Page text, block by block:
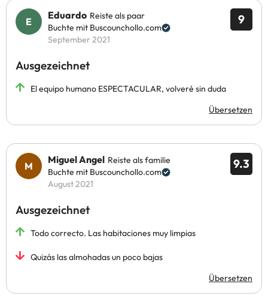
9
Eduardo Reiste als paar
Buchte mit Buscounchollo.com
September 2021
Ausgezeichnet
El equipo humano ESPECTACULAR, volveré sin duda
Übersetzen
9.3
Miguel Angel Reiste als familie
Buchte mit Buscounchollo.com
August 2021
Ausgezeichnet
Todo correcto. Las habitaciones muy limpias
Quizás las almohadas un poco bajas
Übersetzen